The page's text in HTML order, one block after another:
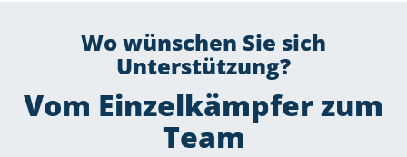
Wo wünschen Sie sich
Unterstützung?
Vom Einzelkämpfer zum
Team